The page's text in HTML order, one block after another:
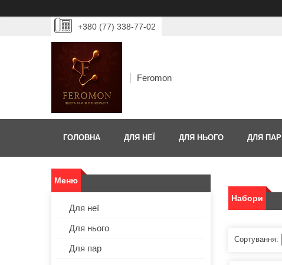
+380 (77) 338-77-02
Feromon
ГОЛОВНА ДЛЯ НЕЇ ДЛЯ НЬОГО ДЛЯ ПАР
Набори
Для неї
Для нього
Для пар